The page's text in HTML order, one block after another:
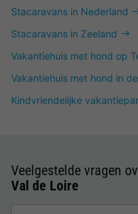
Stacaravans in Nederland
Stacaravans in Zeeland
Vakantiehuis met hond op
Vakantiehuis met hond in
Kindvriendelijke
Veelgestelde vragen
Val de Loire